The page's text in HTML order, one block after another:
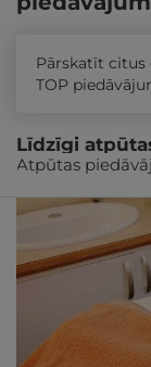
Atpūtas
Pārskatīt citus
TOP
Līdzīgi